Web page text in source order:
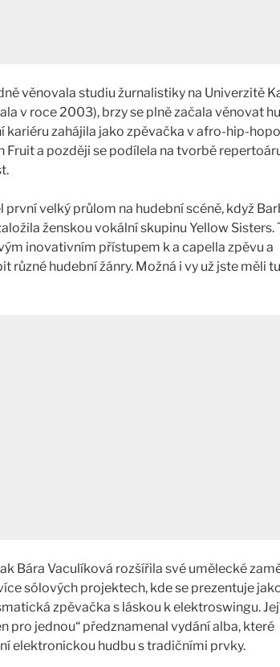
věnovala studiu žurnalistiky na Univerzitě
v roce 2003), brzy se plně začala věnovat
kariéru zahájila jako zpěvačka v afro-hip-
Fruit a později se podílela na tvorbě
velký průlom na hudební scéně, když
ženskou vokální skupinu Yellow Sisters.
inovativním přístupem k a capella zpěvu a
různé hudební žánry. Možná i vy už jste měli tu
Bára Vaculíková rozšířila své umělecké
sólových projektech, kde se prezentuje
zpěvačka s láskou k elektroswingu.
pro jednou“ předznamenal vydání alba, které
elektronickou hudbu s tradičními prvky.